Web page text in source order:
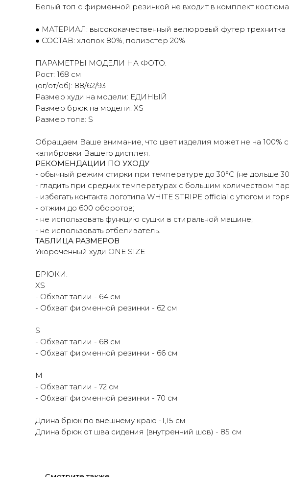
Белый топ с фирменной резинкой не входит в комплект
● МАТЕРИАЛ: высококачественный велюровый футер трехнитка
● СОСТАВ: хлопок 80%, полиэстер 20%
ПАРАМЕТРЫ МОДЕЛИ НА ФОТО:
Рост: 168 см
(ог/от/об): 88/62/93
Размер худи на модели: ЕДИНЫЙ
Размер брюк на модели: XS
Размер топа: S
Обращаем Ваше внимание, что цвет изделия может не на 100%
калибровки Вашего дисплея.
РЕКОМЕНДАЦИИ ПО УХОДУ
- обычный режим стирки при температуре до 30°C (не дольше
- гладить при средних температурах с большим количеством
- избегать контакта логотипа WHITE STRIPE official с утюгом и
- отжим до 600 оборотов;
- не использовать функцию сушки в стиральной машине;
- не использовать отбеливатель.
ТАБЛИЦА РАЗМЕРОВ
Укороченный худи ONE SIZE
БРЮКИ:
XS
- Обхват талии - 64 см
- Обхват фирменной резинки - 62 см
S
- Обхват талии - 68 см
- Обхват фирменной резинки - 66 см
M
- Обхват талии - 72 см
- Обхват фирменной резинки - 70 см
Длина брюк по внешнему краю -1,15 см
Длина брюк от шва сидения (внутренний шов) - 85 см
25%